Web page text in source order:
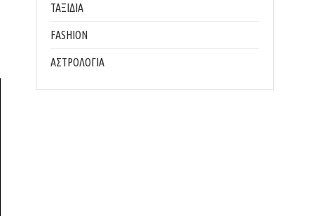
ΤΑΞΙΔΙΑ
FASHION
ΑΣΤΡΟΛΟΓΙΑ